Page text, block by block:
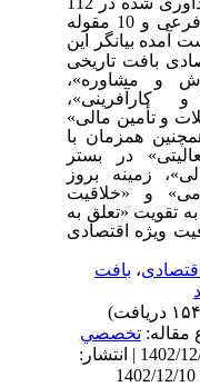
کد باز، 81 مفهوم، 28 مقوله فرعی و 10 مقوله
بیانگر این
بافت تاریخی
و مشاوره»،
کارآفرینی»،
و تأمین مالی»
همزمان با
در بستر
زمینه بروز
و «خلاقیت
تقویت «تعلق به
ویژه اقتصادی
،بافت
تخصصي
دریافت: 1403/3/1 | پذیرش: 1402/12/10 | انتشار: